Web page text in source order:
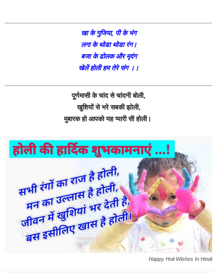
खा के गुजिया, पी के भंग
लगा के थोडा थोडा रंग।
बजा के ढोलक और मृदंग
खेलें होली हम तेरे संग ।।
पू्र्णमासी के चांद से चांदनी बोली,
खुशियों से भरे सबकी झोली,
मुबारक हो आपको यह प्यारी सी होली।
Happy Holi Wishes In Hindi